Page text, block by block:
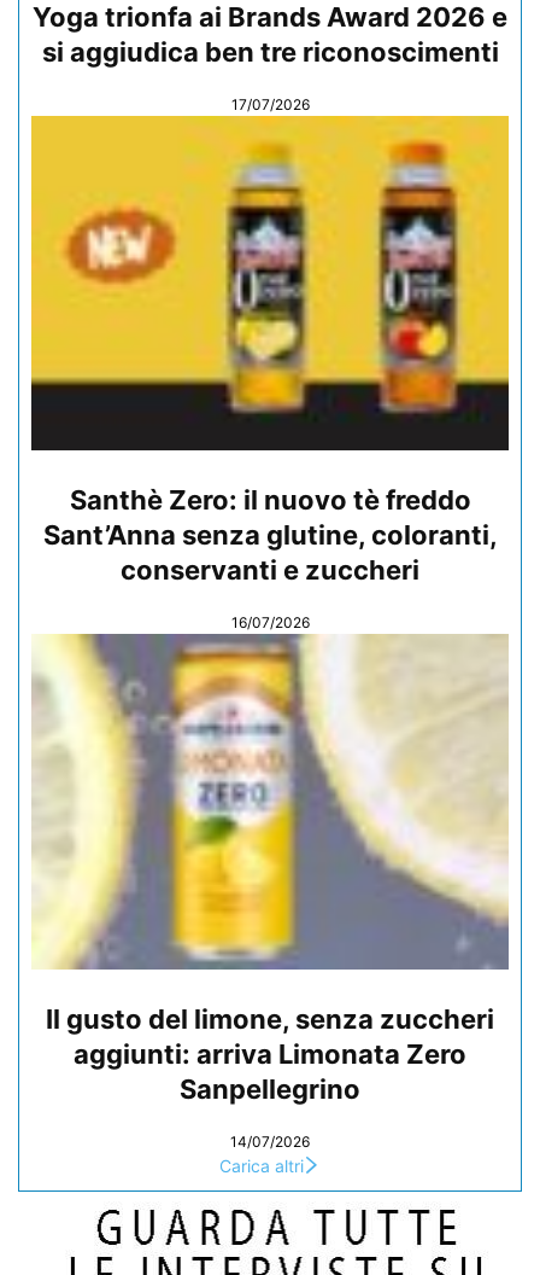
Yoga trionfa ai Brands Award 2026 e
si aggiudica ben tre riconoscimenti
17/07/2026
Santhè Zero: il nuovo tè freddo
Sant’Anna senza glutine, coloranti,
conservanti e zuccheri
16/07/2026
Il gusto del limone, senza zuccheri
aggiunti: arriva Limonata Zero
Sanpellegrino
14/07/2026
Carica altri